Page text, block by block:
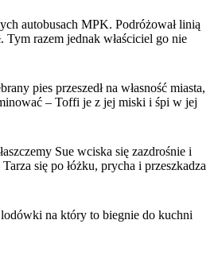
autobusach MPK. Podróżował linią
razem jednak właściciel go nie
pies przeszedł na własność miasta,
– Toffi je z jej miski i śpi w jej
Sue wciska się zazdrośnie i
się po łóżku, prycha i przeszkadza
na który to biegnie do kuchni